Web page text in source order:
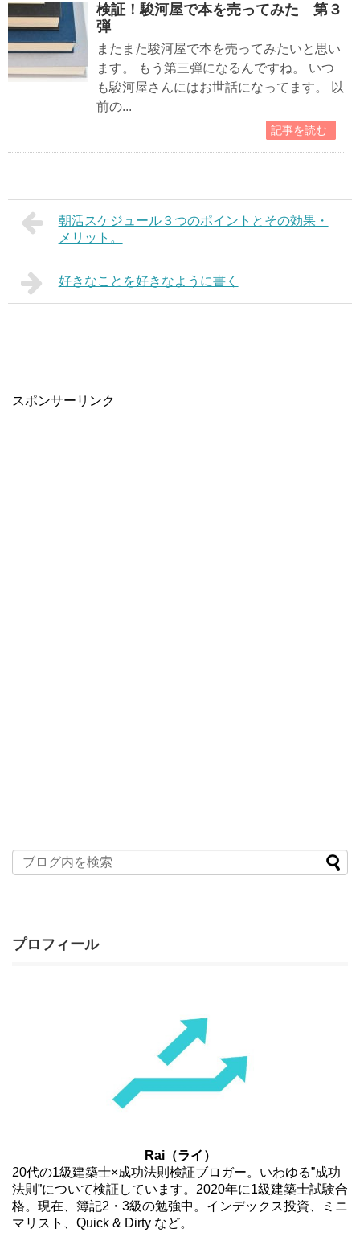
検証！駿河屋で本を売ってみた 第３
弾
またまた駿河屋で本を売ってみたいと思い
ます。 もう第三弾になるんですね。 いつ
も駿河屋さんにはお世話になってます。 以
前の...
記事を読む
朝活スケジュール３つのポイントとその効果・
メリット。
好きなことを好きなように書く
スポンサーリンク
プロフィール
Rai（ライ）
20代の1級建築士×成功法則検証ブロガー。いわゆる”成功
法則”について検証しています。2020年に1級建築士試験合
格。現在、簿記2・3級の勉強中。インデックス投資、ミニ
マリスト、Quick & Dirty など。